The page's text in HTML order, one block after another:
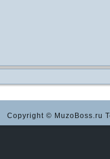
Copyright © MuzoBoss.ru